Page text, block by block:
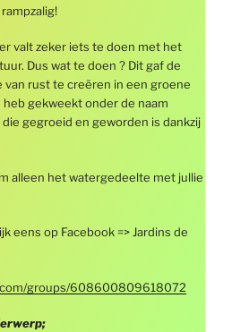
valt zeker iets te doen met het
Dus wat te doen ? Dit gaf de
van rust te creëren in een groene
gekweekt onder de naam
die gegroeid en geworden is dankzij
alleen het watergedeelte met jullie
eens op Facebook => Jardins de
groups/608600809618072